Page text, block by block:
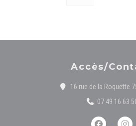
Accès/
16 rue de la Roquette
07 49 16 63